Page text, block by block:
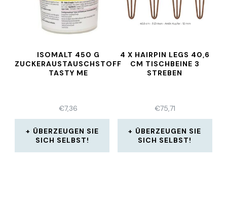
ISOMALT 450 G
ZUCKERAUSTAUSCHSTOFF
TASTY ME
€7,36
ÜBERZEUGEN SIE
SICH SELBST!
4 X HAIRPIN LEGS 40,6
CM TISCHBEINE 3
STREBEN
€75,71
ÜBERZEUGEN SIE
SICH SELBST!